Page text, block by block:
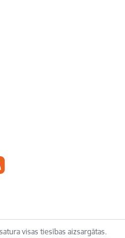
visas tiesības aizsargātas.